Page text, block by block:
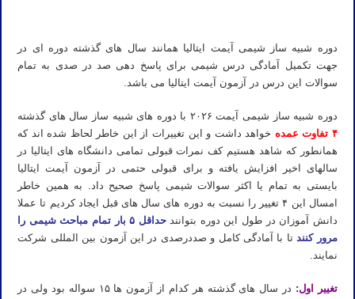
دوره شبیه ساز شیمی آیمت ایتالیا همانند سال های گذشته دوره ای در
جهت تکمیل آمادگی درس شیمی برای پاسخ دهی صد در صدی به تمام
سوالات این درس در آزمون آیمت ایتالیا می باشد.
دوره شبیه ساز شیمی آیمت ۲۰۲۶ با دوره های شبیه ساز سال های گذشته
۴ تفاوت عمده
خواهد داشت و این تغییرات از این خاطر لحاظ شده اند که
همانطور که شاهد هستیم کف نمرات قبولی تمامی دانشگاه های ایتالیا در
سالهای اخیر افزایش یافته و برای قبولی حتمی در آزمون آیمت ایتالیا
بایستی به تمام یا اکثر سوالات شیمی پاسخ صحیح داد. به همین خاطر
امسال این ۴ تغییر را نسبت به دوره های سال های قبل ایجاد کردیم تا عملا
دانش آموزان در طول این دوره بتوانند
حداقل ۵ بار تمام مباحث شیمی را
مرور کنندتا با آمادگی کامل و صددرصدی در این آزمون بین المللی شرکت
نمایند.
تغییر اول:
در سال های گذشته هر کدام از آزمون ها ۱۵ سواله بود ولی در